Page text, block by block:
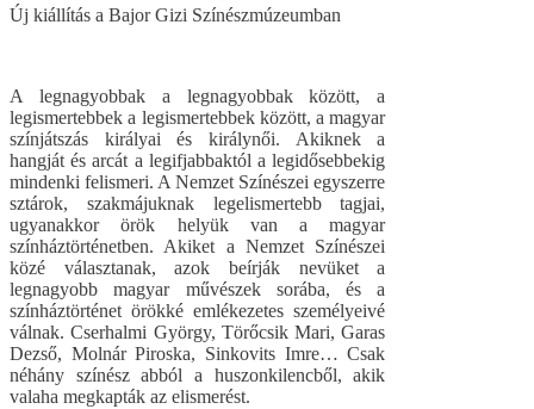
Új kiállítás a Bajor Gizi Színészmúzeumban
A legnagyobbak a legnagyobbak között, a
legismertebbek a legismertebbek között, a magyar
színjátszás királyai és királynői. Akiknek a
hangját és arcát a legifjabbaktól a legidősebbekig
mindenki felismeri. A Nemzet Színészei egyszerre
sztárok, szakmájuknak legelismertebb tagjai,
ugyanakkor örök helyük van a magyar
színháztörténetben. Akiket a Nemzet Színészei
közé választanak, azok beírják nevüket a
legnagyobb magyar művészek sorába, és a
színháztörténet örökké emlékezetes személyeivé
válnak. Cserhalmi György, Törőcsik Mari, Garas
Dezső, Molnár Piroska, Sinkovits Imre… Csak
néhány színész abból a huszonkilencből, akik
valaha megkapták az elismerést.